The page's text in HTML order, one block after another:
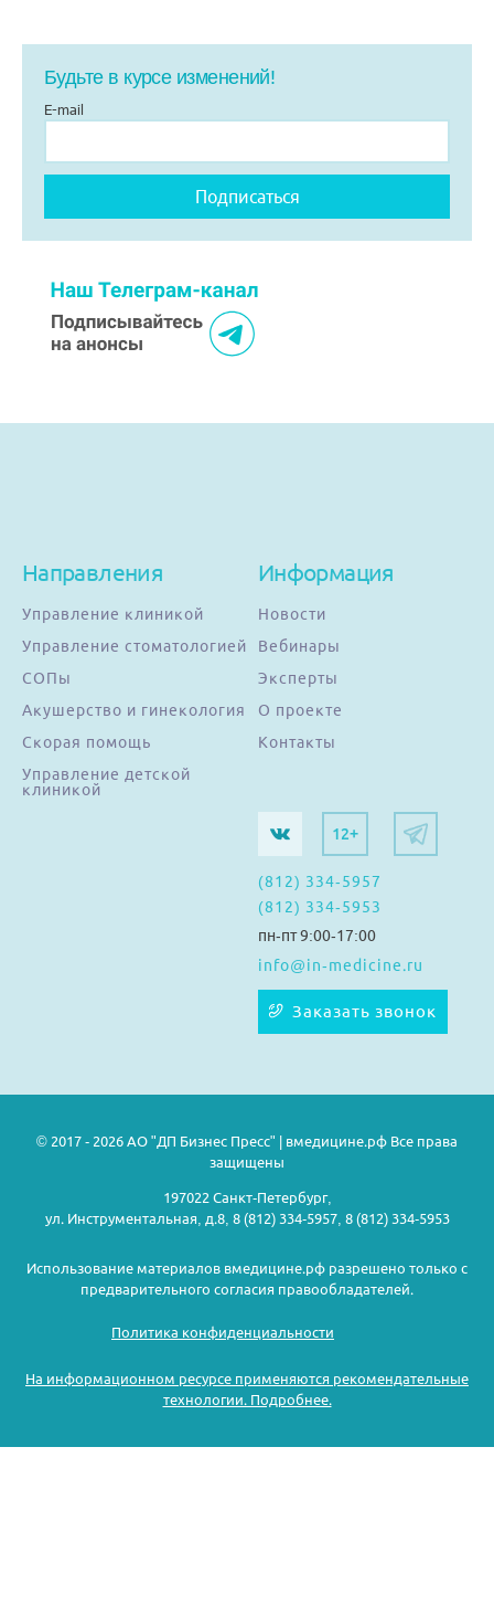
Будьте в курсе изменений!
E-mail
Направления
Управление клиникой
Управление стоматологией
СОПы
Акушерство и гинекология
Скорая помощь
Управление детской
клиникой
Информация
Новости
Вебинары
Эксперты
О проекте
Контакты
12+
(812) 334-5957
(812) 334-5953
пн-пт 9:00-17:00
info@in-medicine.ru
Заказать звонок
© 2017 - 2026 АО "ДП Бизнес Пресс" | вмедицине.рф Все права
защищены
197022 Санкт-Петербург,
ул. Инструментальная, д.8, 8 (812) 334-5957, 8 (812) 334-5953
Использование материалов вмедицине.рф разрешено только с
предварительного согласия правообладателей.
Политика конфиденциальности
На информационном ресурсе применяются рекомендательные
технологии. Подробнее.